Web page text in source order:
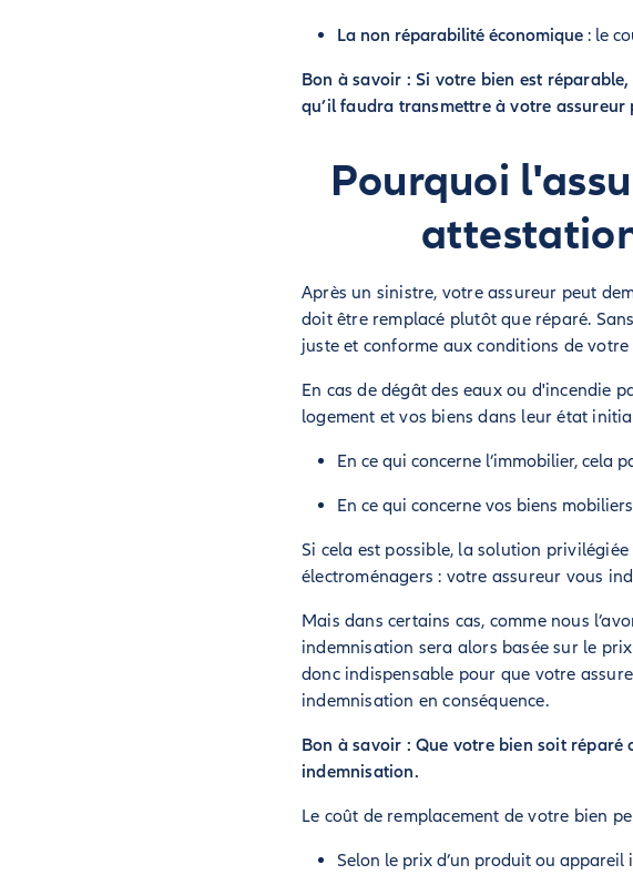
La non réparabilité économique : le
Bon à savoir : Si votre bien est
qu’il faudra transmettre à votre assureur
Pourquoi
Après un sinistre, votre assureur peut
doit être remplacé plutôt que réparé.
juste et conforme aux conditions de
En cas de dégât des eaux ou d'incendie
logement et vos biens dans leur état
En ce qui concerne l’immobilier, cela
En ce qui concerne vos biens
Si cela est possible, la solution
électroménagers : votre assureur vous
Mais dans certains cas, comme nous
indemnisation sera alors basée sur le
donc indispensable pour que votre
indemnisation en conséquence.
Bon à savoir : Que votre bien soit réparé
indemnisation.
Le coût de remplacement de votre bien
Selon le prix d’un produit ou